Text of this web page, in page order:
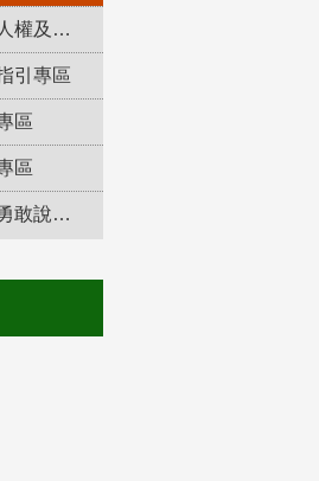
「補課了沒？」人權及轉型正義教育專區
引專區
區
區
防制校園霸凌，勇敢說出來！